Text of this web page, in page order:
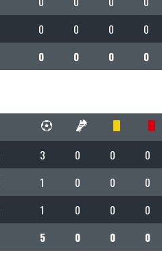
0 0 0 0
0 0 0 0
3 0 0 0
1 0 0 0
1 0 0 0
5 0 0 0